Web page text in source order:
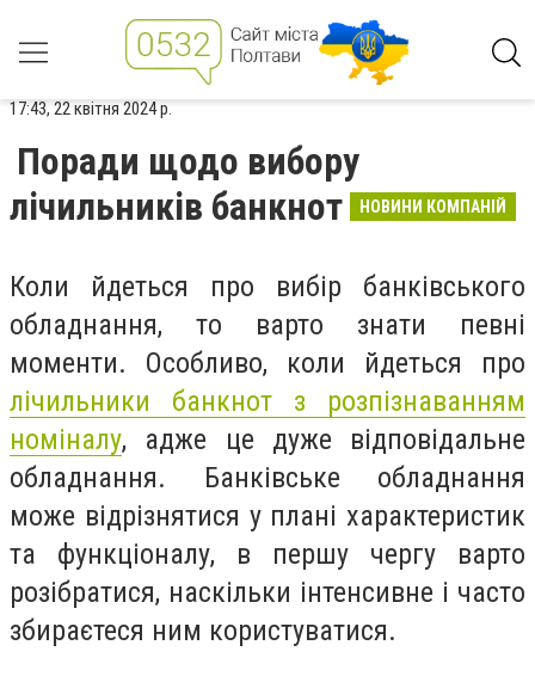
17:43, 22 квітня 2024 р.
Поради щодо вибору
лічильників банкнот
НОВИНИ КОМПАНІЙ
Коли йдеться про вибір банківського
обладнання, то варто знати певні
моменти. Особливо, коли йдеться про
лічильники банкнот з розпізнаванням
номіналу, адже це дуже відповідальне
обладнання. Банківське обладнання
може відрізнятися у плані характеристик
та функціоналу, в першу чергу варто
розібратися, наскільки інтенсивне і часто
збираєтеся ним користуватися.